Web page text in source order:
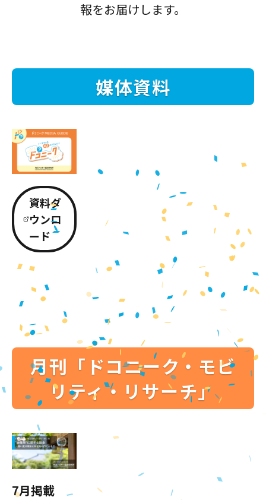
報をお届けします。
媒体資料
資料ダ
ウンロ
ード
月刊「ドコニーク・モビ
リティ・リサーチ」
7月掲載